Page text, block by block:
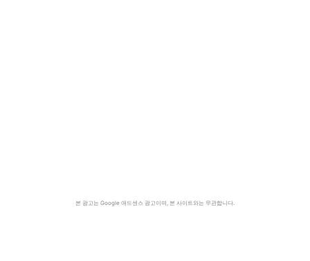
본 광고는 Google 애드센스 광고이며, 본 사이트와는 무관합니다.